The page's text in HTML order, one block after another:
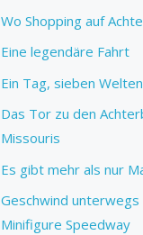
Wo Shopping auf
Eine legendäre Fahrt
Ein Tag, sieben
Das Tor zu den
Missouris
Es gibt mehr als nur
Geschwind unterwegs
Minifigure Speedway